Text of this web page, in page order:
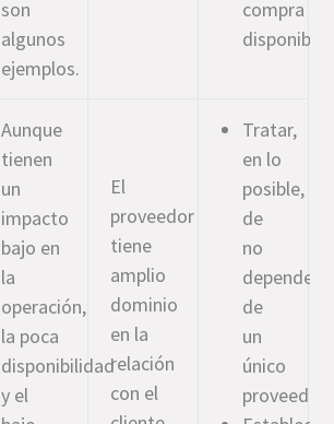
son
algunos
ejemplos.
compra
Aunque
tienen
un
impacto
bajo en
la
operación,
la poca
disponibilidad
y el
El
proveedor
tiene
amplio
dominio
en la
relación
con el
Tratar,
en lo
posible,
de
no
depender
de
un
único
proveedor.